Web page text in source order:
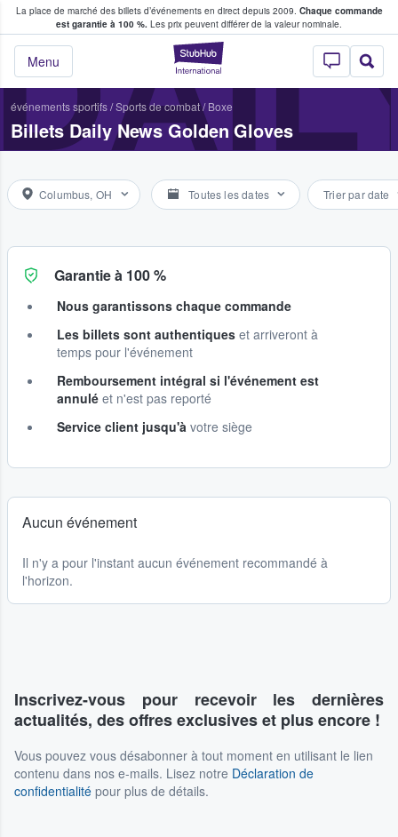
La place de marché des billets d’événements en direct depuis 2009. Chaque commande
est garantie à 100 %. Les prix peuvent différer de la valeur nominale.
StubHub - Où
Menu
fans achètent et vendent des billets
événements sportifs/Sports de combat/ Boxe
Billets Daily News Golden Gloves
Columbus, OH Toutes les dates Trier par date
Garantie à 100 %
Nous garantissons chaque commande
Les billets sont authentiques et arriveront à
temps pour l'événement
Remboursement intégral si l'événement est
annulé et n'est pas reporté
Service client jusqu'à votre siège
Aucun événement
Il n'y a pour l'instant aucun événement recommandé à
l'horizon.
Inscrivez-vous pour recevoir les dernières
actualités, des offres exclusives et plus encore !
Vous pouvez vous désabonner à tout moment en utilisant le lien
contenu dans nos e-mails. Lisez notre Déclaration de
confidentialité pour plus de détails.